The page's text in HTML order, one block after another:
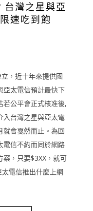
台灣之星與亞
速吃到飽
，近十年來提供國
亞太電信預計最快下
若公平會正式核准後,
入台灣之星與亞太電
就會戛然而止。為回
電信不約而同於網路
，只要$3XX，就可
電信推出什麼上網